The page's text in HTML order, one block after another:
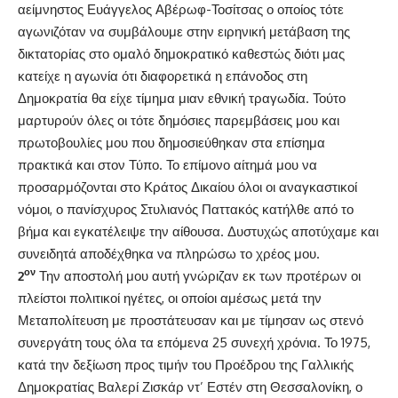
αείμνηστος Ευάγγελος Αβέρωφ-Τοσίτσας ο οποίος τότε
αγωνιζόταν να συμβάλουμε στην ειρηνική μετάβαση της
δικτατορίας στο ομαλό δημοκρατικό καθεστώς διότι μας
κατείχε η αγωνία ότι διαφορετικά η επάνοδος στη
Δημοκρατία θα είχε τίμημα μιαν εθνική τραγωδία. Τούτο
μαρτυρούν όλες οι τότε δημόσιες παρεμβάσεις μου και
πρωτοβουλίες μου που δημοσιεύθηκαν στα επίσημα
πρακτικά και στον Τύπο. Το επίμονο αίτημά μου να
προσαρμόζονται στο Κράτος Δικαίου όλοι οι αναγκαστικοί
νόμοι, ο πανίσχυρος Στυλιανός Παττακός κατήλθε από το
βήμα και εγκατέλειψε την αίθουσα. Δυστυχώς αποτύχαμε και
συνειδητά αποδέχθηκα να πληρώσω το χρέος μου.
2ον Την αποστολή μου αυτή γνώριζαν εκ των προτέρων οι
πλείστοι πολιτικοί ηγέτες, οι οποίοι αμέσως μετά την
Μεταπολίτευση με προστάτευσαν και με τίμησαν ως στενό
συνεργάτη τους όλα τα επόμενα 25 συνεχή χρόνια. Το 1975,
κατά την δεξίωση προς τιμήν του Προέδρου της Γαλλικής
Δημοκρατίας Βαλερί Ζισκάρ ντ’ Εστέν στη Θεσσαλονίκη, ο